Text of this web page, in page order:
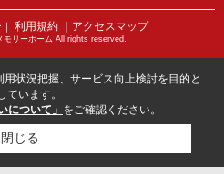
利用規約 ｜アクセスマップ
モリーホーム All rights reserved.
状況把握、サービス向上検討を目的と
います。
について」 をご確認ください。
閉じる